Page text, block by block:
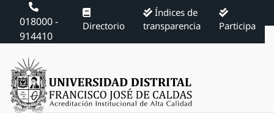
018000 -
914410
Directorio
Índices de
transparencia
Participa